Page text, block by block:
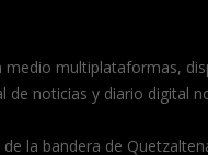
medio multiplataformas,
de noticias y diario digital
la bandera de